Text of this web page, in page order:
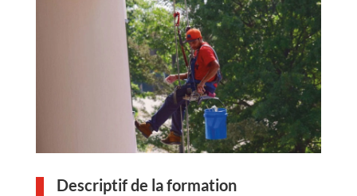
Descriptif de la formation